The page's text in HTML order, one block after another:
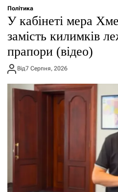
Політика
У кабінеті мера
замість килимків
прапори (відео)
Від7 Серпня, 2026